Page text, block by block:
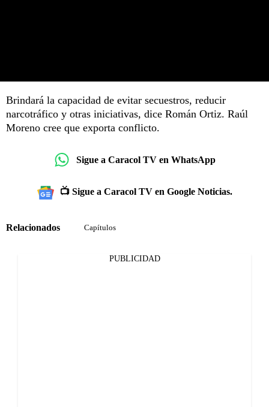
Brindará la capacidad de evitar secuestros, reducir
narcotráfico y otras iniciativas, dice Román Ortiz. Raúl
Moreno cree que exporta conflicto.
Sigue a Caracol TV en WhatsApp
📺 Sigue a Caracol TV en Google Noticias.
Relacionados Capítulos
PUBLICIDAD